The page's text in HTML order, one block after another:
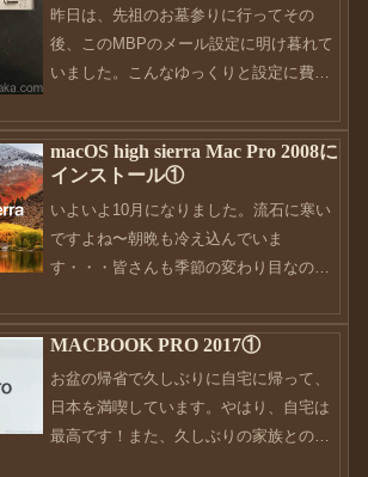
にとってはMacは生活の...
昨日は、先祖のお墓参りに行ってその
後、このMBPのメール設定に明け暮れて
いました。こんなゆっくりと設定に費や
れぐらいのんびりと過ごせているこの環
境に感謝ですね。今まで、色々なメール
が来ていたのを削除したり...
macOS high sierra Mac Pro 2008に
インストール①
いよいよ10月になりました。流石に寒い
ですよね〜朝晩も冷え込んでいま
す・・・皆さんも季節の変わり目なので
タではなくMacネタ。先日、2017
macbook proを購入してから色々いじり
まわしていたので...
MACBOOK PRO 2017①
お盆の帰省で久しぶりに自宅に帰って、
日本を満喫しています。やはり、自宅は
最高です！また、久しぶりの家族との時